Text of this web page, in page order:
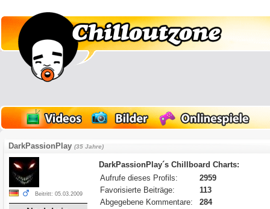
DarkPassionPlay(35 Jahre)
Beitritt: 05.03.2009
DarkPassionPlay´s Chillboard Charts:
Aufrufe dieses Profils:
2959
Favorisierte Beiträge:
113
Abgegebene Kommentare:
284